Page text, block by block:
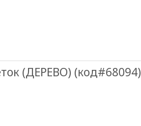
(ДЕРЕВО) (код#68094)